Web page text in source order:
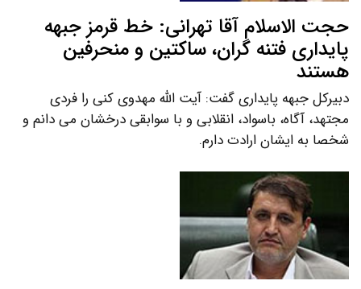
حجت الاسلام آقا تهرانی: خط قرمز جبهه
پایداری فتنه گران، ساکتین و منحرفین
هستند
دبیرکل جبهه پایداری گفت: آیت الله مهدوی کنی را فردی
مجتهد، آگاه، باسواد، انقلابی و با سوابقی درخشان می دانم و
شخصا به ایشان ارادت دارم.